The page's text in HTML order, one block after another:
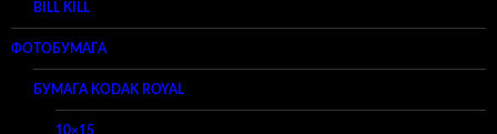
BILL KILL
ФОТОБУМАГА
БУМАГА KODAK ROYAL
10×15